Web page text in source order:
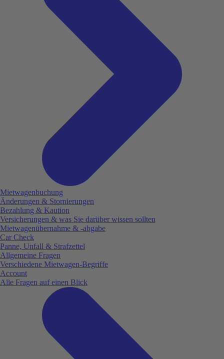
Mietwagenbuchung
Änderungen & Stornierungen
Bezahlung & Kaution
Versicherungen & was Sie darüber wissen sollten
Mietwagenübernahme & -abgabe
Car Check
Panne, Unfall & Strafzettel
Allgemeine Fragen
Verschiedene Mietwagen-Begriffe
Account
Alle Fragen auf einen Blick